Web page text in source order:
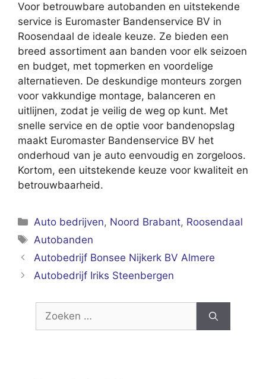
Voor betrouwbare autobanden en uitstekende
service is Euromaster Bandenservice BV in
Roosendaal de ideale keuze. Ze bieden een
breed assortiment aan banden voor elk seizoen
en budget, met topmerken en voordelige
alternatieven. De deskundige monteurs zorgen
voor vakkundige montage, balanceren en
uitlijnen, zodat je veilig de weg op kunt. Met
snelle service en de optie voor bandenopslag
maakt Euromaster Bandenservice BV het
onderhoud van je auto eenvoudig en zorgeloos.
Kortom, een uitstekende keuze voor kwaliteit en
betrouwbaarheid.
Categorieën
Auto bedrijven, Noord Brabant, Roosendaal
Tags
Autobanden
Autobedrijf Bonsee Nijkerk BV Almere
Autobedrijf Iriks Steenbergen
Zoek